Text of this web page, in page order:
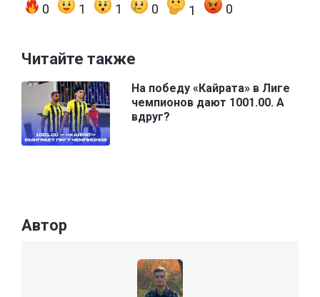
0 1 1 0 1 0
Читайте также
На победу «Кайрата» в Лиге
чемпионов дают 1001.00. А
вдруг?
Автор